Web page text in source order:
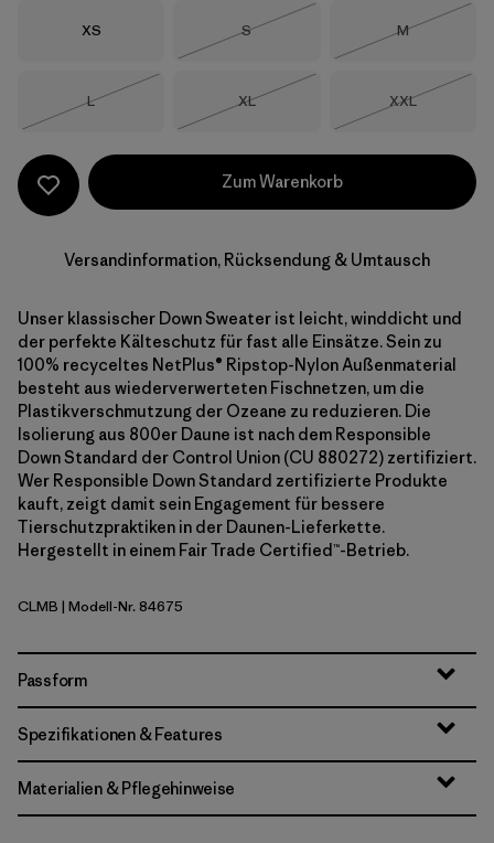
Größe
XS Größe
S
Größe
M
Größe
L
Größe
XL
Größe
XXL
Zum Warenkorb
Versandinformation, Rücksendung & Umtausch
Unser klassischer Down Sweater ist leicht, winddicht und
der perfekte Kälteschutz für fast alle Einsätze. Sein zu
100% recyceltes NetPlus® Ripstop-Nylon Außenmaterial
besteht aus wiederverwerteten Fischnetzen, um die
Plastikverschmutzung der Ozeane zu reduzieren. Die
Isolierung aus 800er Daune ist nach dem Responsible
Down Standard der Control Union (CU 880272) zertifiziert.
Wer Responsible Down Standard zertifizierte Produkte
kauft, zeigt damit sein Engagement für bessere
Tierschutzpraktiken in der Daunen-Lieferkette.
Hergestellt in einem Fair Trade Certified™-Betrieb.
Clement Blue
CLMB | Modell-Nr. 84675
Passform
Spezifikationen & Features
Materialien & Pflegehinweise